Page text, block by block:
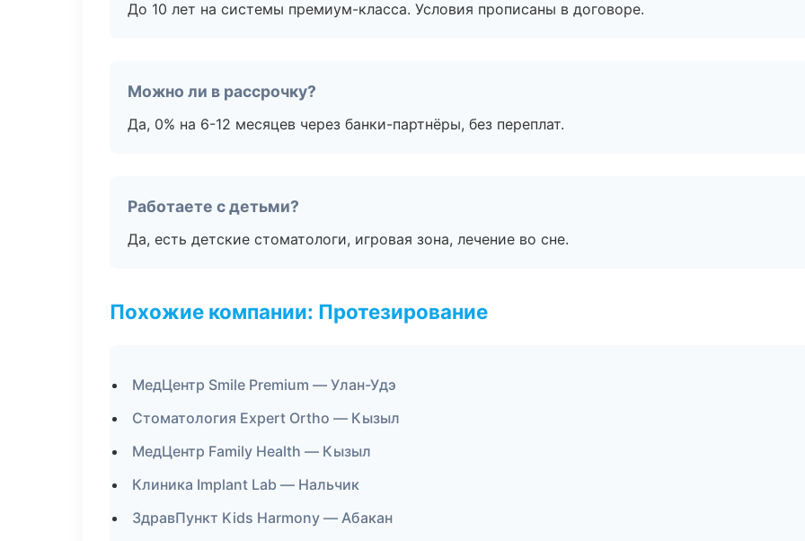
До 10 лет на системы премиум-класса. Условия прописаны в договоре.
Можно ли в рассрочку?
Да, 0% на 6-12 месяцев через банки-партнёры, без переплат.
Работаете с детьми?
Да, есть детские стоматологи, игровая зона, лечение во сне.
Похожие компании: Протезирование
МедЦентр Smile Premium — Улан-Удэ
Стоматология Expert Ortho — Кызыл
МедЦентр Family Health — Кызыл
Клиника Implant Lab — Нальчик
ЗдравПункт Kids Harmony — Абакан